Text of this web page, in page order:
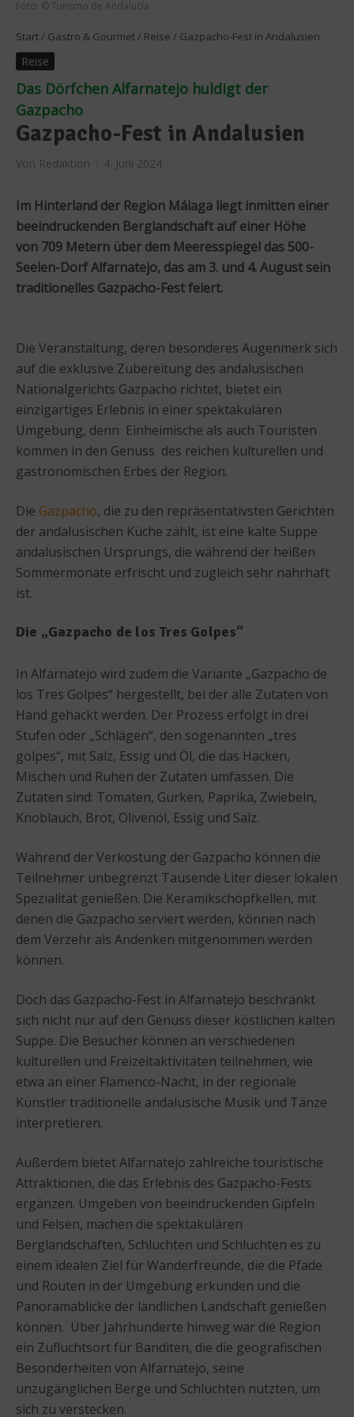
Foto: © Turismo de Andalucía
Start / Gastro & Gourmet / Reise / Gazpacho-Fest in Andalusien
Reise
Das Dörfchen Alfarnatejo huldigt der
Gazpacho
Gazpacho-Fest in Andalusien
Von Redaktion 4. Juni 2024
Im Hinterland der Region Málaga liegt inmitten einer
beeindruckenden Berglandschaft auf einer Höhe
von 709 Metern über dem Meeresspiegel das 500-
Seelen-Dorf Alfarnatejo, das am 3. und 4. August sein
traditionelles Gazpacho-Fest feiert.
Die Veranstaltung, deren besonderes Augenmerk sich
auf die exklusive Zubereitung des andalusischen
Nationalgerichts Gazpacho richtet, bietet ein
einzigartiges Erlebnis in einer spektakulären
Umgebung, denn Einheimische als auch Touristen
kommen in den Genuss des reichen kulturellen und
gastronomischen Erbes der Region.
Die Gazpacho, die zu den repräsentativsten Gerichten
der andalusischen Küche zählt, ist eine kalte Suppe
andalusischen Ursprungs, die während der heißen
Sommermonate erfrischt und zugleich sehr nahrhaft
ist.
Die „Gazpacho de los Tres Golpes“
In Alfarnatejo wird zudem die Variante „Gazpacho de
los Tres Golpes“ hergestellt, bei der alle Zutaten von
Hand gehackt werden. Der Prozess erfolgt in drei
Stufen oder „Schlägen“, den sogenannten „tres
golpes“, mit Salz, Essig und Öl, die das Hacken,
Mischen und Ruhen der Zutaten umfassen. Die
Zutaten sind: Tomaten, Gurken, Paprika, Zwiebeln,
Knoblauch, Brot, Olivenöl, Essig und Salz.
Während der Verkostung der Gazpacho können die
Teilnehmer unbegrenzt Tausende Liter dieser lokalen
Spezialität genießen. Die Keramikschöpfkellen, mit
denen die Gazpacho serviert werden, können nach
dem Verzehr als Andenken mitgenommen werden
können.
Doch das Gazpacho-Fest in Alfarnatejo beschränkt
sich nicht nur auf den Genuss dieser köstlichen kalten
Suppe. Die Besucher können an verschiedenen
kulturellen und Freizeitaktivitäten teilnehmen, wie
etwa an einer Flamenco-Nacht, in der regionale
Künstler traditionelle andalusische Musik und Tänze
interpretieren.
Außerdem bietet Alfarnatejo zahlreiche touristische
Attraktionen, die das Erlebnis des Gazpacho-Fests
ergänzen. Umgeben von beeindruckenden Gipfeln
und Felsen, machen die spektakulären
Berglandschaften, Schluchten und Schluchten es zu
einem idealen Ziel für Wanderfreunde, die die Pfade
und Routen in der Umgebung erkunden und die
Panoramablicke der ländlichen Landschaft genießen
können. Über Jahrhunderte hinweg war die Region
ein Zufluchtsort für Banditen, die die geografischen
Besonderheiten von Alfarnatejo, seine
unzugänglichen Berge und Schluchten nutzten, um
sich zu verstecken.